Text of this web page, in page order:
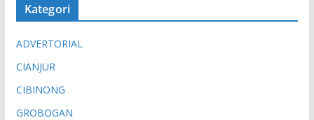
Kategori
ADVERTORIAL
CIANJUR
CIBINONG
GROBOGAN